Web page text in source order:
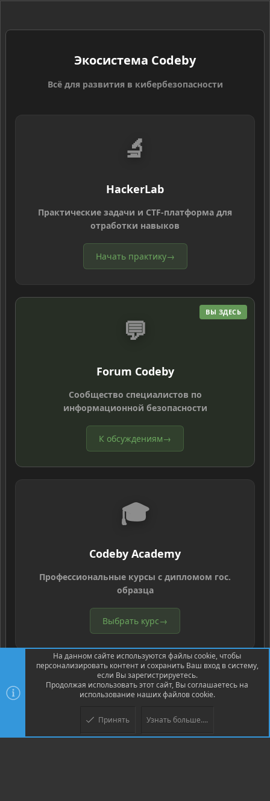
Экосистема Codeby
Всё для развития в кибербезопасности
🔬
HackerLab
Практические задачи и CTF-платформа для
отработки навыков
Начать практику→
ВЫ ЗДЕСЬ
💬
Forum Codeby
Сообщество специалистов по
информационной безопасности
К обсуждениям→
🎓
Codeby Academy
Профессиональные курсы с дипломом гос.
образца
Выбрать курс→
Community platform by XenForo ® © 2010-2026 XenForo Ltd.
© Jason Axelrod of 8WAYRUN
На данном сайте используются файлы cookie, чтобы
персонализировать контент и сохранить Ваш вход в систему,
если Вы зарегистрируетесь.
Продолжая использовать этот сайт, Вы соглашаетесь на
использование наших файлов cookie.
Принять Узнать больше....